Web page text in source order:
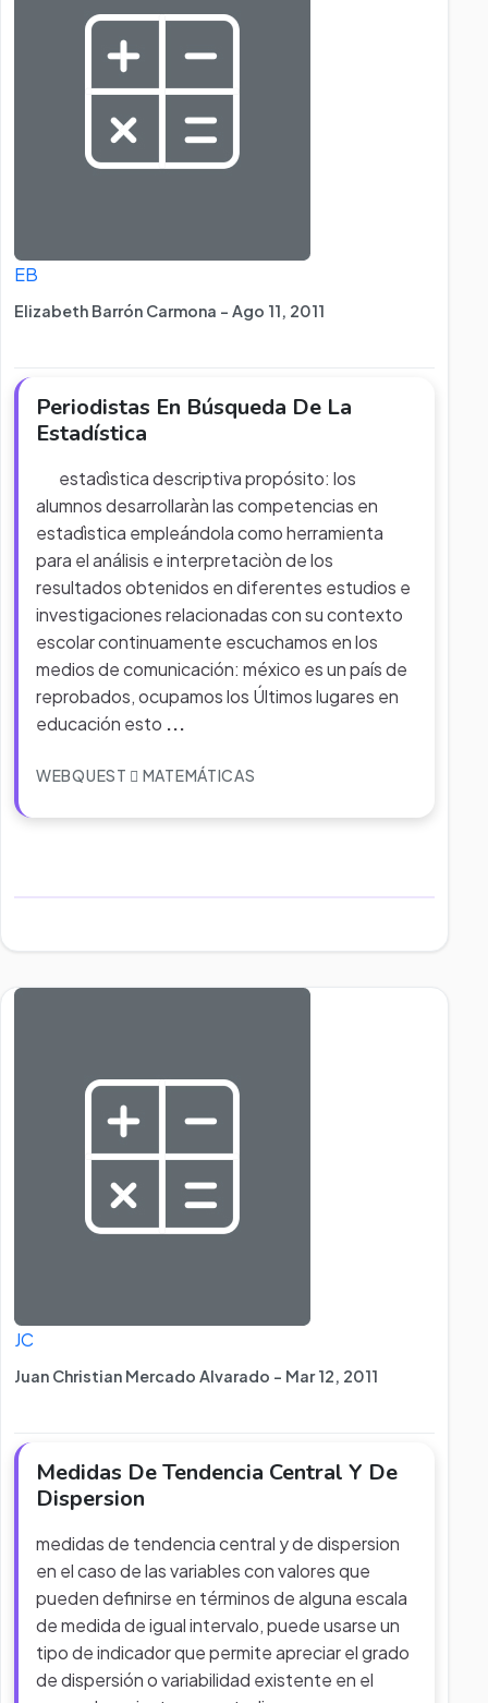
EB
Elizabeth Barrón Carmona - Ago 11, 2011
Periodistas En Búsqueda De La
Estadística
estadìstica descriptiva propósito: los
alumnos desarrollaràn las competencias en
estadìstica empleándola como herramienta
para el análisis e interpretaciòn de los
resultados obtenidos en diferentes estudios e
investigaciones relacionadas con su contexto
escolar continuamente escuchamos en los
medios de comunicación: méxico es un país de
reprobados, ocupamos los Últimos lugares en
educación esto ...
WEBQUEST MATEMÁTICAS
JC
Juan Christian Mercado Alvarado - Mar 12, 2011
Medidas De Tendencia Central Y De
Dispersion
medidas de tendencia central y de dispersion
en el caso de las variables con valores que
pueden definirse en términos de alguna escala
de medida de igual intervalo, puede usarse un
tipo de indicador que permite apreciar el grado
de dispersión o variabilidad existente en el